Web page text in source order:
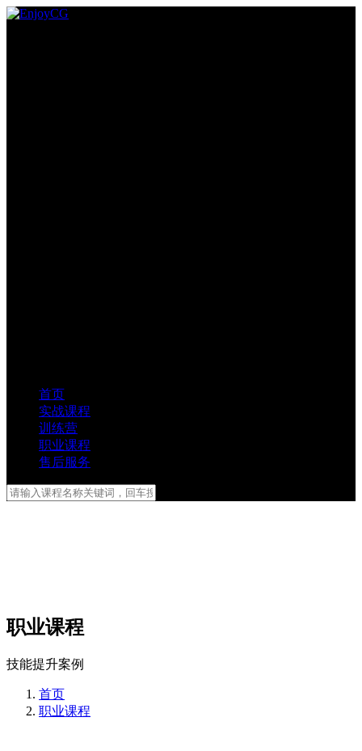
首页
实战课程
训练营
职业课程
售后服务
职业课程
技能提升案例
首页
职业课程